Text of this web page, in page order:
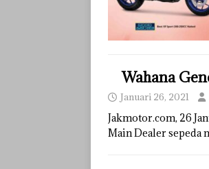
Wahana
Januari 26, 2021
Jakmotor.com, 26
Main Dealer sepeda